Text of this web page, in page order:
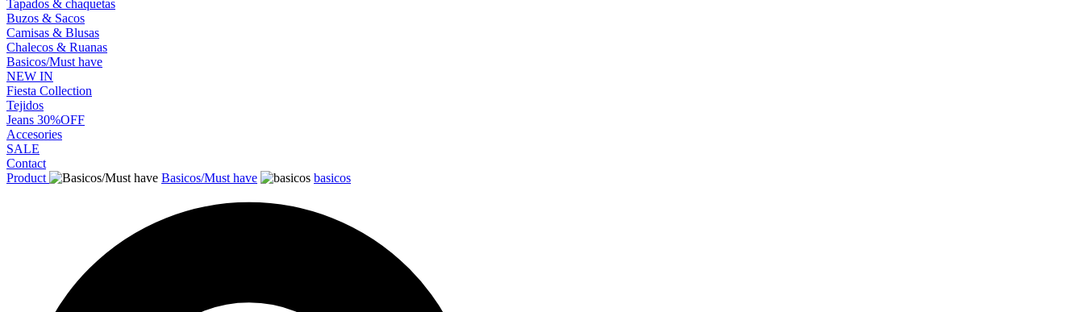
Tapados & chaquetas
Buzos & Sacos
Camisas & Blusas
Chalecos & Ruanas
Basicos/Must have
NEW IN
Fiesta Collection
Tejidos
Jeans 30%OFF
Accesories
SALE
Contact
Product
Basicos/Must have basicos